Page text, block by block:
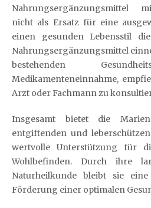
Nahrungsergänzungsmittel
nicht als Ersatz für eine
einen gesunden Lebensstil
Nahrungsergänzungsmittel
bestehenden
Medikamenteneinnahme,
Arzt oder Fachmann zu
Insgesamt bietet die
entgiftenden und
wertvolle Unterstützung für
Wohlbefinden. Durch ihre
Naturheilkunde bleibt sie
Förderung einer optimalen